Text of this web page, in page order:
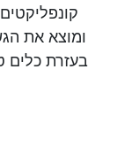
ומוצא את
בעזרת כלים